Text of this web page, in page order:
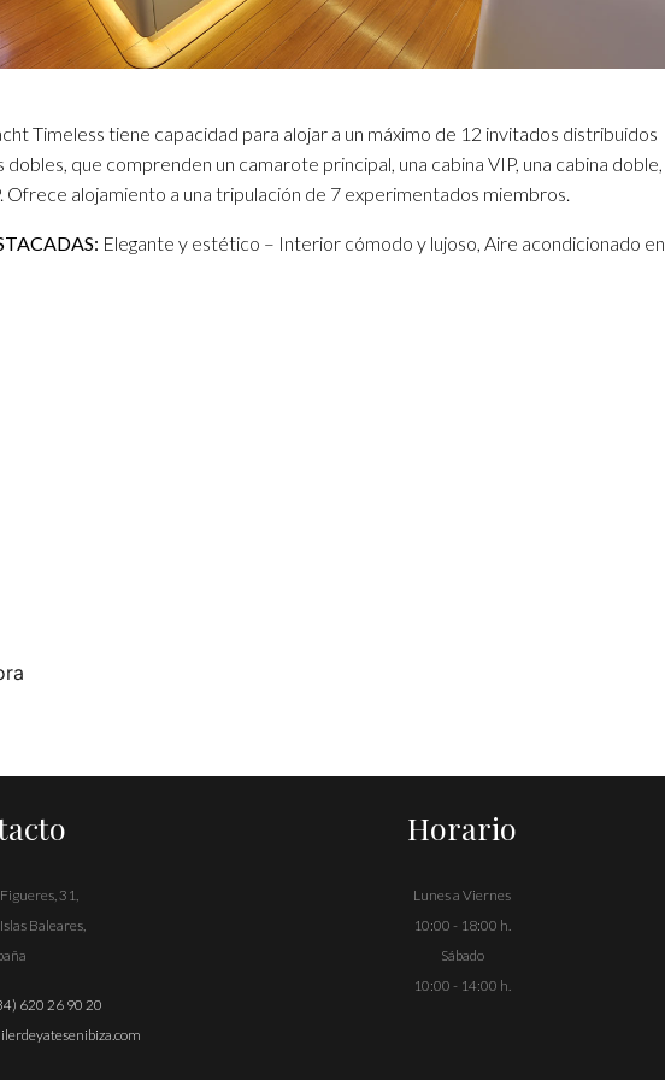
Timeless tiene capacidad para alojar a un máximo de 12 invitados distribuidos
que comprenden un camarote principal, una cabina VIP, una cabina doble,
Ofrece alojamiento a una tripulación de 7 experimentados miembros.
Elegante y estético – Interior cómodo y lujoso, Aire acondicionado en
31,
Baleares,
620 26 90 20
Horario
Lunes a Viernes
10:00 - 18:00 h.
Sábado
10:00 - 14:00 h.